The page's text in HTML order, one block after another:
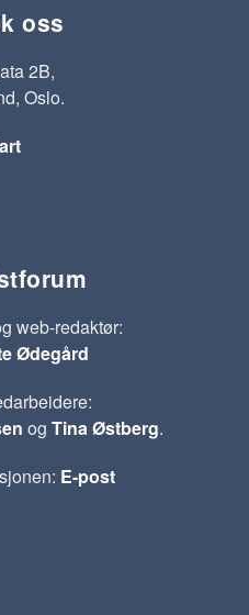
oss
2B,
Oslo.
web-redaktør:
Ødegård
og Tina Østberg.
E-post